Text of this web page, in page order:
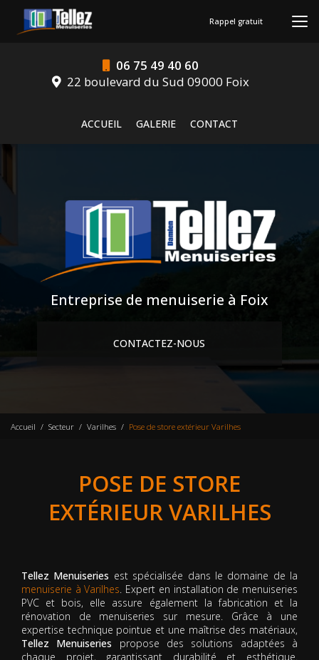
contenu
06 75 49 40 60
22 boulevard du Sud 09000 Foix
ACCUEIL
GALERIE CONTACT
Rappel gratuit
Entreprise de menuiserie à Foix
CONTACTEZ-NOUS
Accueil Secteur Varilhes Pose de store extérieur Varilhes
POSE DE STORE
EXTÉRIEUR VARILHES
Tellez Menuiseries est spécialisée dans le domaine de la
menuiserie à Varilhes. Expert en installation de menuiseries
PVC et bois, elle assure également la fabrication et la
rénovation de menuiseries sur mesure. Grâce à une
expertise technique pointue et une maîtrise des matériaux,
Tellez Menuiseries propose des solutions adaptées à
chaque projet, garantissant durabilité et esthétique.